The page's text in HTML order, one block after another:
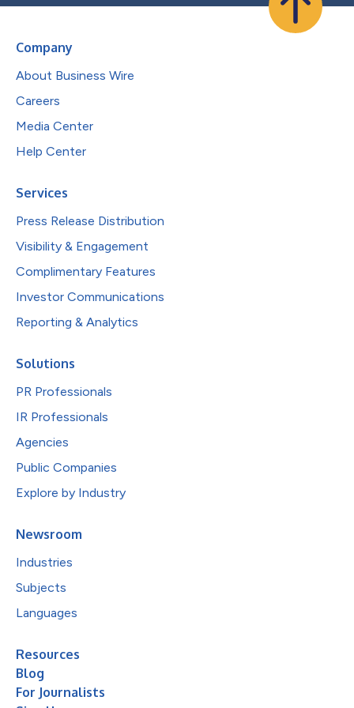
Company
About Business Wire
Careers
Media Center
Help Center
Services
Press Release Distribution
Visibility & Engagement
Complimentary Features
Investor Communications
Reporting & Analytics
Solutions
PR Professionals
IR Professionals
Agencies
Public Companies
Explore by Industry
Newsroom
Industries
Subjects
Languages
Resources
Blog
For Journalists